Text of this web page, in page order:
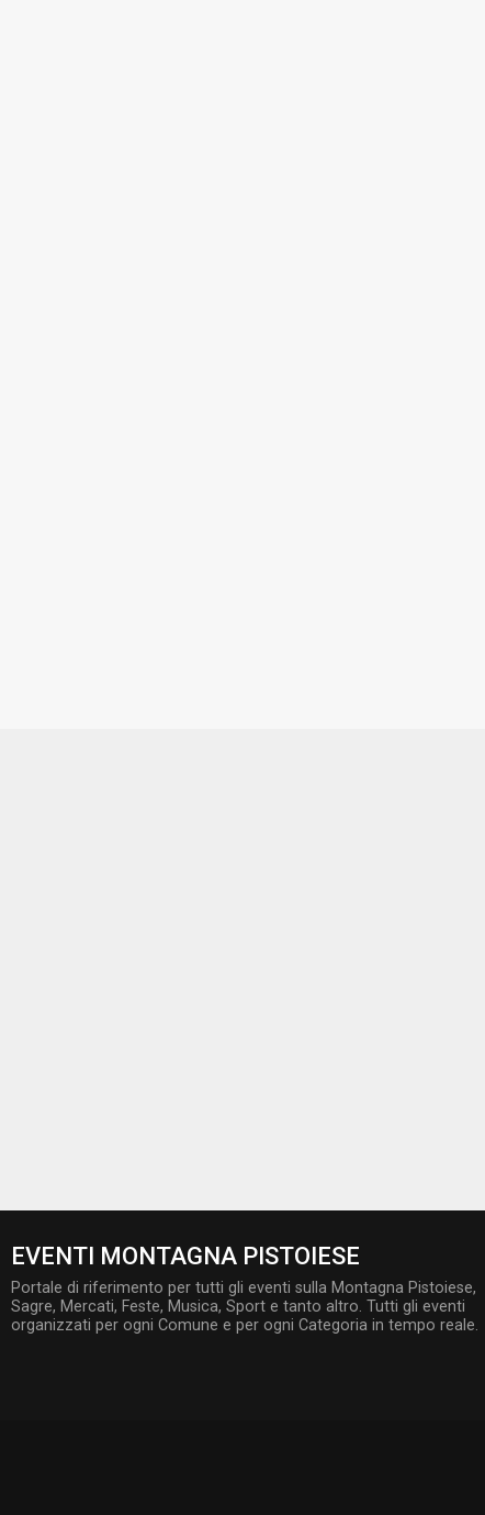
EVENTI MONTAGNA PISTOIESE
Portale di riferimento per tutti gli eventi sulla Montagna Pistoiese,
Sagre, Mercati, Feste, Musica, Sport e tanto altro. Tutti gli eventi
organizzati per ogni Comune e per ogni Categoria in tempo reale.